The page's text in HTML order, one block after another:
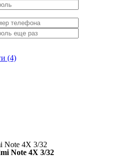
(4)
Note 4X 3/32
Note 4X 3/32